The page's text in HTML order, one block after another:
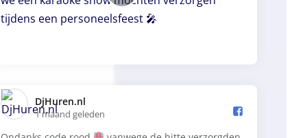
DjHuren.nl️
1 maand geleden